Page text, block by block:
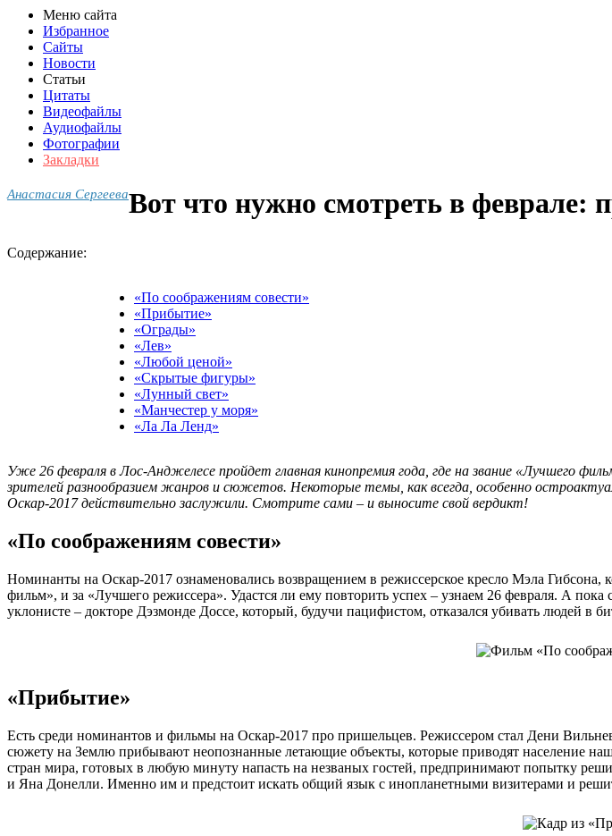
Меню сайта
Избранное
Сайты
Новости
Статьи
Цитаты
Видеофайлы
Аудиофайлы
Фотографии
Закладки
Анастасия СергееваВот что нужно смотреть в феврале:
Содержание:
«По соображениям совести»
«Прибытие»
«Ограды»
«Лев»
«Любой ценой»
«Скрытые фигуры»
«Лунный свет»
«Манчестер у моря»
«Ла Ла Ленд»
Уже 26 февраля в Лос-Анджелесе пройдет главная кинопремия года, где на звание «Лучшего
зрителей разнообразием жанров и сюжетов. Некоторые темы, как всегда, особенно
Оскар-2017 действительно заслужили. Смотрите сами – и выносите свой вердикт!
«По соображениям совести»
Номинанты на Оскар-2017 ознаменовались возвращением в режиссерское кресло Мэла
фильм», и за «Лучшего режиссера». Удастся ли ему повторить успех – узнаем 26 февраля. А
уклонисте – докторе Дэзмонде Доссе, который, будучи пацифистом, отказался убивать людей
«Прибытие»
Есть среди номинантов и фильмы на Оскар-2017 про пришельцев. Режиссером стал Дени
сюжету на Землю прибывают неопознанные летающие объекты, которые приводят население
стран мира, готовых в любую минуту напасть на незваных гостей, предпринимают попытку
и Яна Донелли. Именно им и предстоит искать общий язык с инопланетными визитерами и